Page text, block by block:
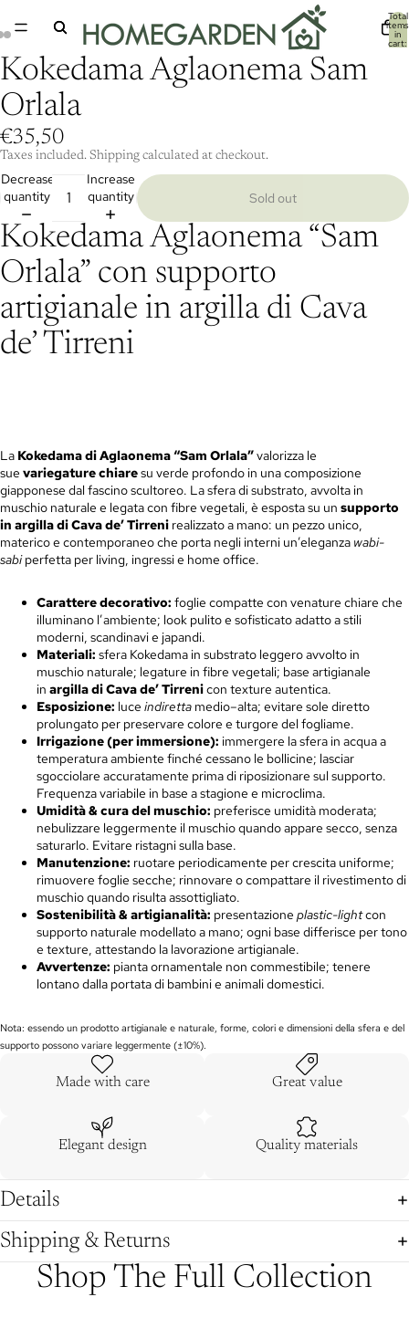
Total
items
in
cart:
Kokedama Aglaonema Sam
Orlala
€35,50
Taxes included. Shipping calculated at checkout.
Decrease
quantity
Increase
quantity
Sold out
Kokedama Aglaonema “Sam
Orlala” con supporto
artigianale in argilla di Cava
de’ Tirreni
La Kokedama di Aglaonema “Sam Orlala”valorizza le
sue variegature chiaresu verde profondo in una composizione
giapponese dal fascino scultoreo. La sfera di substrato, avvolta in
muschio naturale e legata con fibre vegetali, è esposta su un supporto
in argilla di Cava de’ Tirreni realizzato a mano: un pezzo unico,
materico e contemporaneo che porta negli interni un’eleganza wabi-
sabiperfetta per living, ingressi e home office.
Carattere decorativo: foglie compatte con venature chiare che
illuminano l’ambiente; look pulito e sofisticato adatto a stili
moderni, scandinavi e japandi.
Materiali: sfera Kokedama in substrato leggero avvolto in
muschio naturale; legature in fibre vegetali; base artigianale
in argilla di Cava de’ Tirrenicon texture autentica.
Esposizione: luce indiretta medio–alta; evitare sole diretto
prolungato per preservare colore e turgore del fogliame.
Irrigazione (per immersione): immergere la sfera in acqua a
temperatura ambiente finché cessano le bollicine; lasciar
sgocciolare accuratamente prima di riposizionare sul supporto.
Frequenza variabile in base a stagione e microclima.
Umidità & cura del muschio: preferisce umidità moderata;
nebulizzare leggermente il muschio quando appare secco, senza
saturarlo. Evitare ristagni sulla base.
Manutenzione: ruotare periodicamente per crescita uniforme;
rimuovere foglie secche; rinnovare o compattare il rivestimento di
muschio quando risulta assottigliato.
Sostenibilità & artigianalità: presentazione plastic-lightcon
supporto naturale modellato a mano; ogni base differisce per tono
e texture, attestando la lavorazione artigianale.
Avvertenze: pianta ornamentale non commestibile; tenere
lontano dalla portata di bambini e animali domestici.
Nota: essendo un prodotto artigianale e naturale, forme, colori e dimensioni della sfera e del
supporto possono variare leggermente (±10%).
Made with care Great value
Elegant design Quality materials
Details
Shipping & Returns
Shop The Full Collection